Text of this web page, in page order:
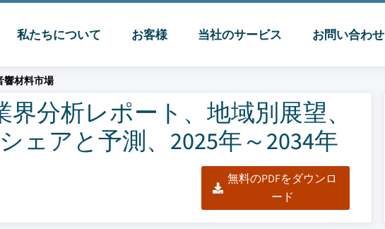
私たちについて お客様 当社のサービス お問い合わせ
響材料市場
分析レポート、地域別展望、
ェアと予測、2025年～2034年
無料のPDFをダウンロ
ード